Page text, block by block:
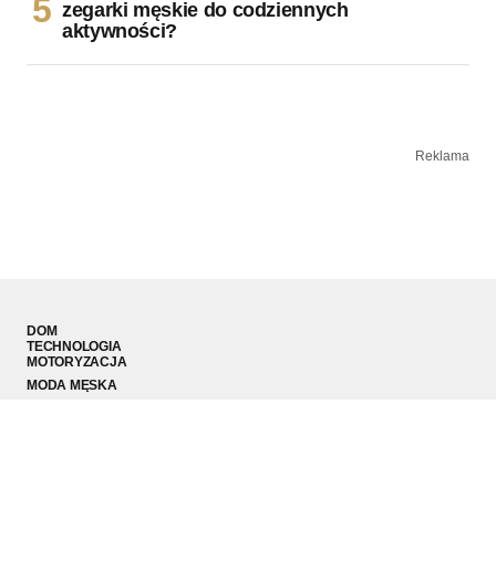
zegarki męskie do codziennych
aktywności?
Reklama
DOM
TECHNOLOGIA
MOTORYZACJA
MODA MĘSKA